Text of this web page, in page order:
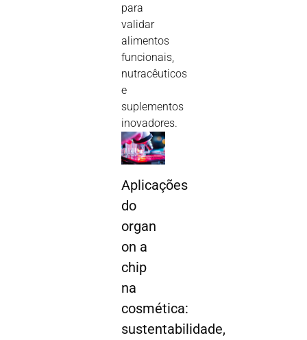
para
validar
alimentos
funcionais
nutracêuticos
e
suplementos
inovadores.
Aplicações
do
organ
on a
chip
na
cosmética:
sustentabilidade,